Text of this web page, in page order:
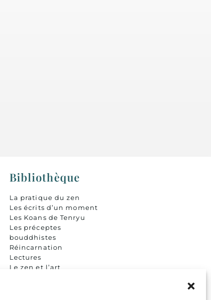
Bibliothèque
La pratique du zen
Les écrits d’un moment
Les Koans de Tenryu
Les préceptes
bouddhistes
Réincarnation
Lectures
Le zen et l’art